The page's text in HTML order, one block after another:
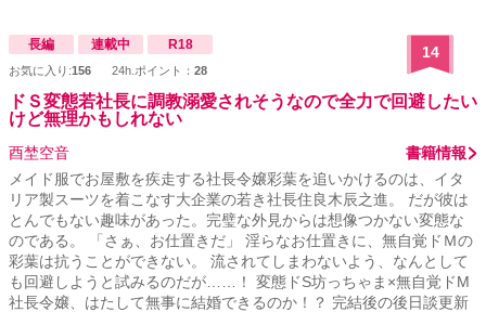
うございました。 ▼ 作中に登場するとあるキャラクターが紡ぐ恋物
語の顛末 →12/27完結済
https://www.alphapolis.co.jp/novel/641789619/770393183 （本編中
盤の『挿話 Our if story.』まで読まれてから、こちらを読み進めてい
ただけると理解が深まるかと思います）
長編 連載中 R18
お気に入り:156 24h.ポイント： 28
14
ドＳ変態若社長に調教溺愛されそうなので全力で回避したい
けど無理かもしれない
酉埜空音
書籍情報
メイド服でお屋敷を疾走する社長令嬢彩葉を追いかけるのは、イタ
リア製スーツを着こなす大企業の若き社長住良木辰之進。 だが彼は
とんでもない趣味があった。完璧な外見からは想像つかない変態な
のである。 「さぁ、お仕置きだ」 淫らなお仕置きに、無自覚ドＭの
彩葉は抗うことができない。 流されてしまわないよう、なんとして
も回避しようと試みるのだが……！ 変態ドS坊っちゃま×無自覚ドM
社長令嬢、はたして無事に結婚できるのか！？ 完結後の後日談更新